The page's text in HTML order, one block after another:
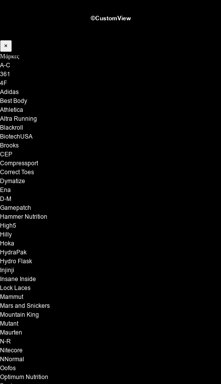
©CustomView
×
Μάρκες
A-C
361
4F
Adidas
Best Body
Athletica
Altra Running
Blackroll
BiotechUSA
Brooks
CEP
Compressport
Correct Toes
Dymatize
Ena
D-M
Gamepatch
Hammer Nutrition
High5
Hilly
Hoka
HydraPak
Hydro Flask
Injinji
Insane Inside
Lock Laces
Mammut
Mars and Snickers
Mountain King
Mutant
Maurten
N-R
Nitecore
NNormal
Oofos
Optimum Nutrition